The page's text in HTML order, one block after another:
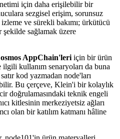
için daha erişilebilir bir
sezgisel erişim, sorunsuz
ve sürekli bakımı; ürkütücü
sağlamak üzere
AppChain'leri için bir ürün
ilgili kullanım senaryoları da buna
kod yazmadan node'ları
Bu çerçeve, Klein'i bir kolaylık
doğrulamasındaki teknik engeli
kitlesinin merkeziyetsiz ağları
olan bir katılım katmanı hâline